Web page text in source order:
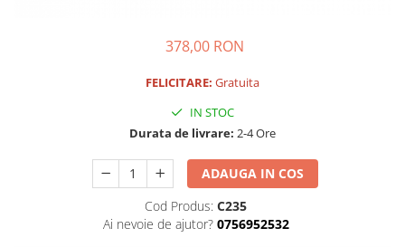
378,00 RON
FELICITARE: Gratuita
IN STOC
Durata de livrare: 2-4 Ore
ADAUGA IN COS
Cod Produs: C235
Ai nevoie de ajutor? 0756952532